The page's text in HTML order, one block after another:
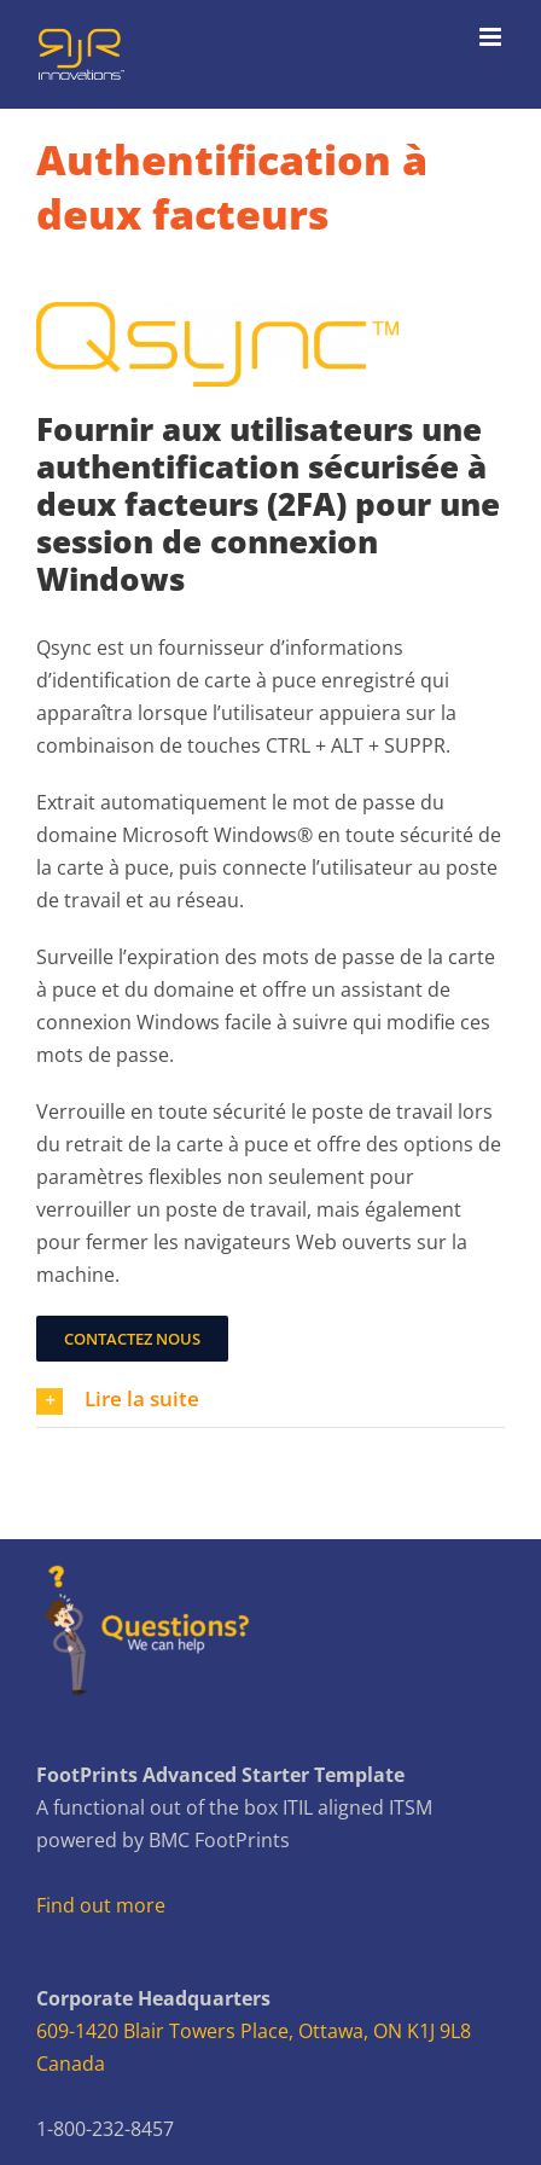
contenu
Authentification à
deux facteurs
Fournir aux utilisateurs une
authentification sécurisée à
deux facteurs (2FA) pour une
session de connexion
Windows
Qsync est un fournisseur d’informations
d’identification de carte à puce enregistré qui
apparaîtra lorsque l’utilisateur appuiera sur la
combinaison de touches CTRL + ALT + SUPPR.
Extrait automatiquement le mot de passe du
domaine Microsoft Windows® en toute sécurité de
la carte à puce, puis connecte l’utilisateur au poste
de travail et au réseau.
Surveille l’expiration des mots de passe de la carte
à puce et du domaine et offre un assistant de
connexion Windows facile à suivre qui modifie ces
mots de passe.
Verrouille en toute sécurité le poste de travail lors
du retrait de la carte à puce et offre des options de
paramètres flexibles non seulement pour
verrouiller un poste de travail, mais également
pour fermer les navigateurs Web ouverts sur la
machine.
CONTACTEZ NOUS
Lire la suite
FootPrints Advanced Starter Template
A functional out of the box ITIL aligned ITSM
powered by BMC FootPrints
Find out more
Corporate Headquarters
609-1420 Blair Towers Place, Ottawa, ON K1J 9L8
Canada
1-800-232-8457